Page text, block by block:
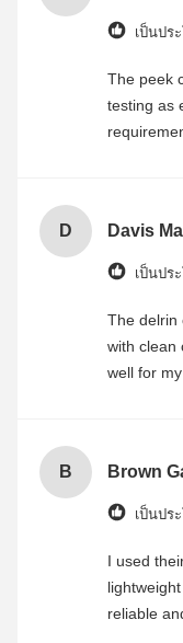
เป็นปร
The peek
testing as
D Davis
เป็นปร
The delrin
with clean
well for
B Brown
เป็นปร
I used
reliable